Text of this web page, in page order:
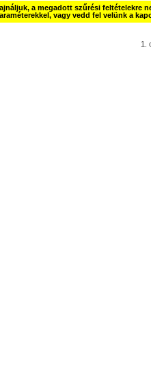
a megadott szűrési feltételekre
vagy vedd fel velünk a
1.